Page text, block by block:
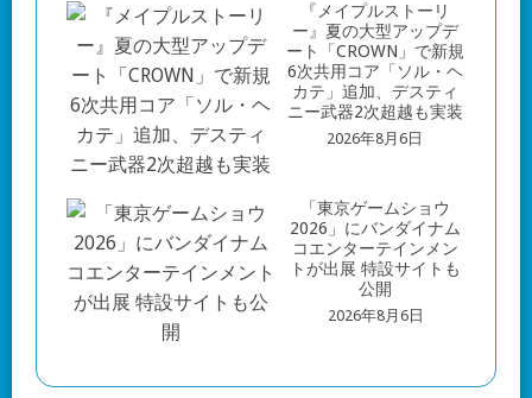
『メイプルストーリ
ー』夏の大型アップデ
ート「CROWN」で新規
6次共用コア「ソル・ヘ
カテ」追加、デスティ
ニー武器2次超越も実装
2026年8月6日
「東京ゲームショウ
2026」にバンダイナム
コエンターテインメン
トが出展 特設サイトも
公開
2026年8月6日